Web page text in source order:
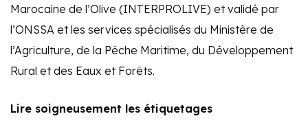
Marocaine de l’Olive (INTERPROLIVE) et validé par
l’ONSSA et les services spécialisés du Ministère de
l’Agriculture, de la Pêche Maritime, du Développement
Rural et des Eaux et Forêts.
Lire soigneusement les étiquetages